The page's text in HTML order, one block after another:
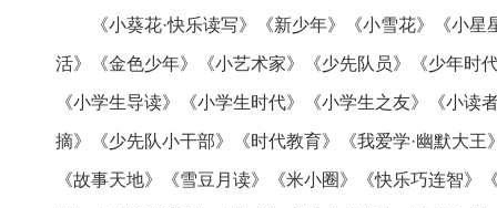
《小葵花·快乐读写》《新少年》《小雪花》《小星
活》《金色少年》《小艺术家》《少先队员》《少年时
《小学生导读》《小学生时代》《小学生之友》《小
摘》《少先队小干部》《时代教育》《我爱学·幽默大
《故事天地》《雪豆月读》《米小圈》《快乐巧连智